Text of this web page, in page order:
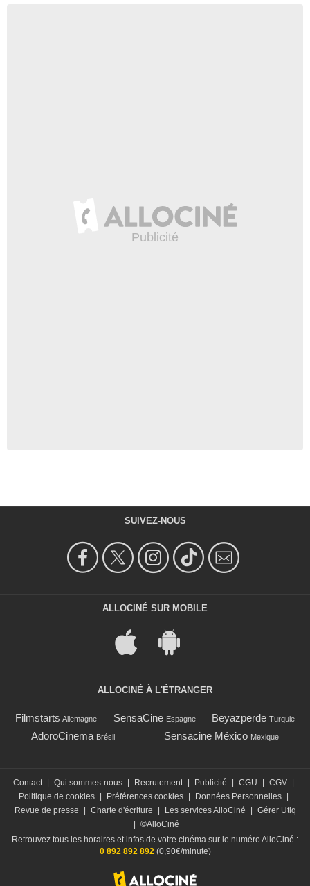
SUIVEZ-NOUS
ALLOCINÉ SUR MOBILE
ALLOCINÉ À L'ÉTRANGER
Filmstarts Allemagne SensaCine Espagne Beyazperde Turquie
AdoroCinema Brésil Sensacine México Mexique
Contact Qui sommes-nous Recrutement Publicité CGU CGV
Politique de cookies
Préférences cookies Données Personnelles
Revue de presse
Charte d'écriture Les services AlloCiné
Gérer Utiq
©AlloCiné
Retrouvez tous les horaires et infos de votre cinéma sur le numéro AlloCiné :
0 892 892 892(0,90€/minute)